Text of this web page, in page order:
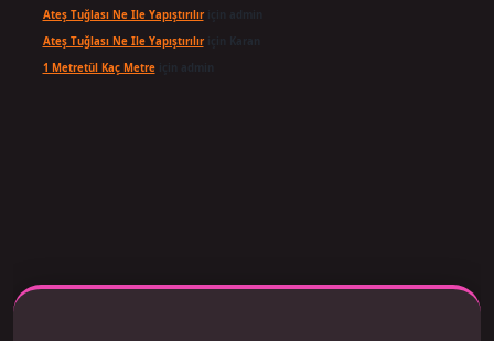
Ateş Tuğlası Ne Ile Yapıştırılıriçin
Ateş Tuğlası Ne Ile Yapıştırılıriçin
1 Metretül Kaç Metreiçin